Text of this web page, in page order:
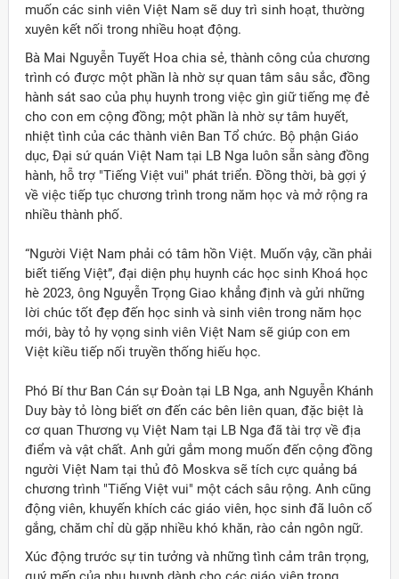
muốn các sinh viên Việt Nam sẽ duy trì sinh hoạt, thường
xuyên kết nối trong nhiều hoạt động.
Bà Mai Nguyễn Tuyết Hoa chia sẻ, thành công của chương
trình có được một phần là nhờ sự quan tâm sâu sắc, đồng
hành sát sao của phụ huynh trong việc gìn giữ tiếng mẹ đẻ
cho con em cộng đồng; một phần là nhờ sự tâm huyết,
nhiệt tình của các thành viên Ban Tổ chức. Bộ phận Giáo
dục, Đại sứ quán Việt Nam tại LB Nga luôn sẵn sàng đồng
hành, hỗ trợ "Tiếng Việt vui" phát triển. Đồng thời, bà gợi ý
về việc tiếp tục chương trình trong năm học và mở rộng ra
nhiều thành phố.
“Người Việt Nam phải có tâm hồn Việt. Muốn vậy, cần phải
biết tiếng Việt”, đại diện phụ huynh các học sinh Khoá học
hè 2023, ông Nguyễn Trọng Giao khẳng định và gửi những
lời chúc tốt đẹp đến học sinh và sinh viên trong năm học
mới, bày tỏ hy vọng sinh viên Việt Nam sẽ giúp con em
Việt kiều tiếp nối truyền thống hiếu học.
Phó Bí thư Ban Cán sự Đoàn tại LB Nga, anh Nguyễn Khánh
Duy bày tỏ lòng biết ơn đến các bên liên quan, đặc biệt là
cơ quan Thương vụ Việt Nam tại LB Nga đã tài trợ về địa
điểm và vật chất. Anh gửi gắm mong muốn đến cộng đồng
người Việt Nam tại thủ đô Moskva sẽ tích cực quảng bá
chương trình "Tiếng Việt vui" một cách sâu rộng. Anh cũng
động viên, khuyến khích các giáo viên, học sinh đã luôn cố
gắng, chăm chỉ dù gặp nhiều khó khăn, rào cản ngôn ngữ.
Xúc động trước sự tin tưởng và những tình cảm trân trọng,